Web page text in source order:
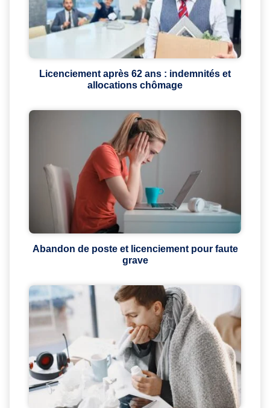
Licenciement après 62 ans : indemnités et
allocations chômage
Abandon de poste et licenciement pour faute
grave